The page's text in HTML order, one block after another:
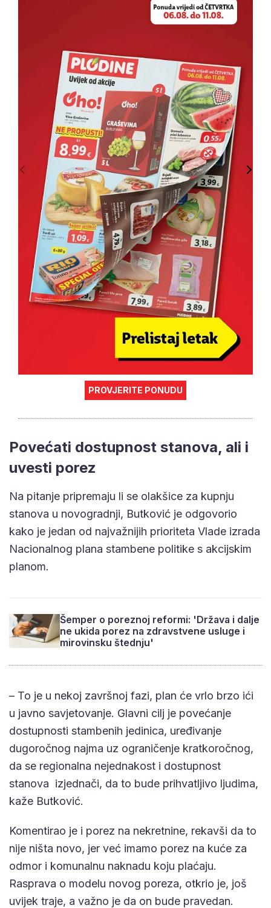
PROVJERITE PONUDU
Povećati dostupnost stanova, ali i
uvesti porez
Na pitanje pripremaju li se olakšice za kupnju
stanova u novogradnji, Butković je odgovorio
kako je jedan od najvažnijih prioriteta Vlade izrada
Nacionalnog plana stambene politike s akcijskim
planom.
Šemper o poreznoj reformi: 'Država i dalje
ne ukida porez na zdravstvene usluge i
mirovinsku štednju'
– To je u nekoj završnoj fazi, plan će vrlo brzo ići
u javno savjetovanje. Glavni cilj je povećanje
dostupnosti stambenih jedinica, uređivanje
dugoročnog najma uz ograničenje kratkoročnog,
da se regionalna nejednakost i dostupnost
stanova izjednači, da to bude prihvatljivo ljudima,
kaže Butković.
Komentirao je i porez na nekretnine, rekavši da to
nije ništa novo, jer već imamo porez na kuće za
odmor i komunalnu naknadu koju plaćaju.
Rasprava o modelu novog poreza, otkrio je, još
uvijek traje, a važno je da on bude pravedan.